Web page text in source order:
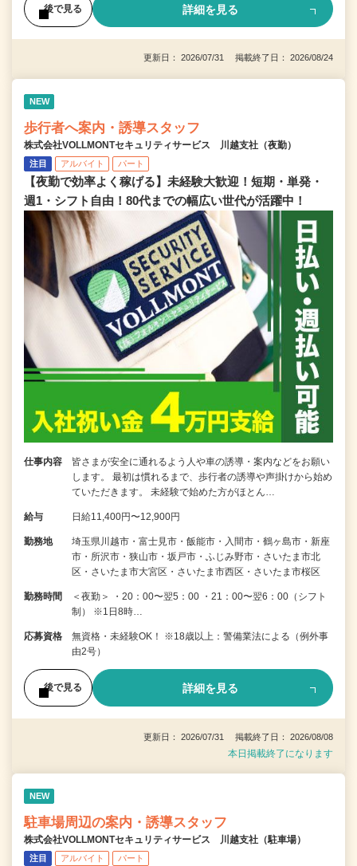
後で見る 詳細を見る
更新日： 2026/07/31 掲載終了日： 2026/08/24
NEW
歩行者へ案内・誘導スタッフ
株式会社VOLLMONTセキュリティサービス 川越支社（夜勤）
注目 アルバイト パート
【夜勤で効率よく稼げる】未経験大歓迎！短期・単発・
週1・シフト自由！80代までの幅広い世代が活躍中！
仕事内容
皆さまが安全に通れるよう人や車の誘導・案内などをお願い
します。 最初は慣れるまで、歩行者の誘導や声掛けから始め
ていただきます。 未経験で始めた方がほとん…
給与 日給11,400円〜12,900円
勤務地
埼玉県川越市・富士見市・飯能市・入間市・鶴ヶ島市・新座
市・所沢市・狭山市・坂戸市・ふじみ野市・さいたま市北
区・さいたま市大宮区・さいたま市西区・さいたま市桜区
勤務時間
＜夜勤＞ ・20：00〜翌5：00 ・21：00〜翌6：00（シフト
制） ※1日8時…
応募資格
無資格・未経験OK！ ※18歳以上：警備業法による（例外事
由2号）
後で見る 詳細を見る
更新日： 2026/07/31 掲載終了日： 2026/08/08
本日掲載終了になります
NEW
駐車場周辺の案内・誘導スタッフ
株式会社VOLLMONTセキュリティサービス 川越支社（駐車場）
注目 アルバイト パート